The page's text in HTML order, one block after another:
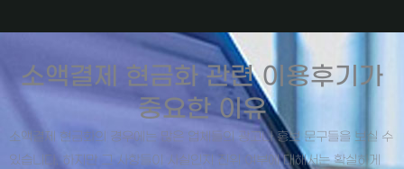
소액결제 현금화 관련 이용후기가
중요한 이유
소액결제 현금화의 경우에는 많은 업체들의 광고나 홍보 문구들을 보실 수
있습니다. 하지만 그 사항들이 사실인지 진위 여부에 대해서는 확실하게